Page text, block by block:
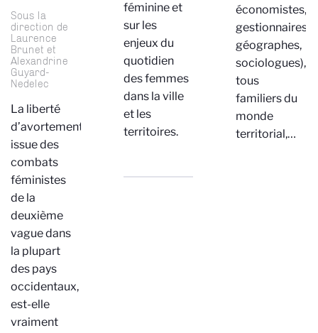
Sous la
direction de
Laurence
Brunet et
Alexandrine
Guyard-
Nedelec
La liberté
d’avortement,
issue des
combats
féministes
de la
deuxième
vague dans
la plupart
des pays
occidentaux,
est-elle
vraiment
féminine et
sur les
enjeux du
quotidien
des femmes
dans la ville
et les
territoires.
économistes,
gestionnaires,
géographes,
sociologues),
tous
familiers du
monde
territorial,…